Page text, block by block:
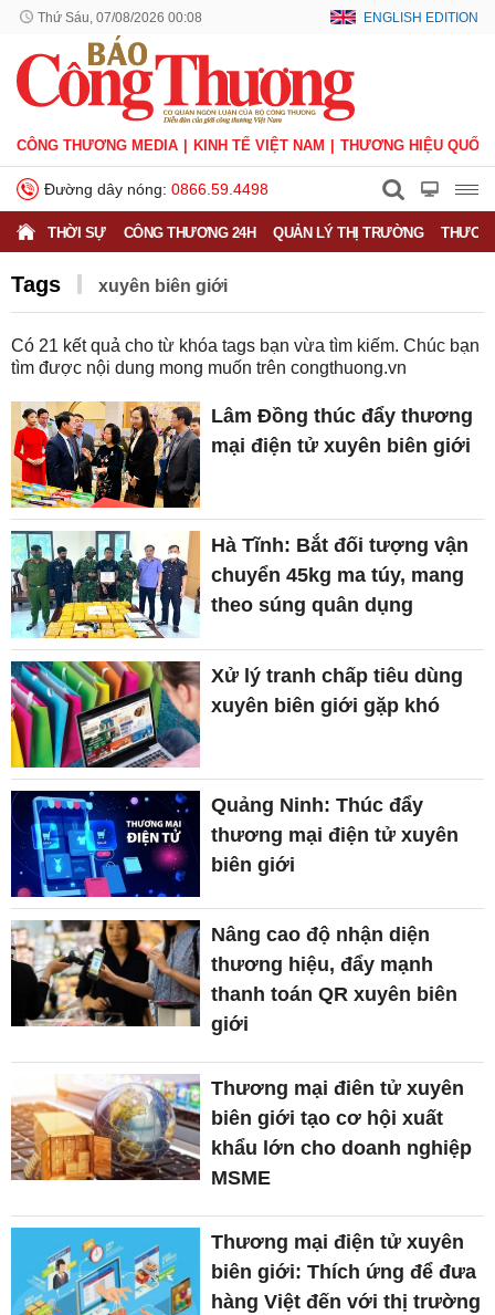
Thứ Sáu, 07/08/2026 00:08 ENGLISH EDITION
CÔNG THƯƠNG MEDIA KINH TẾ VIỆT NAM THƯƠNG HIỆU QUỐC
Đường dây nóng: 0866.59.4498
THỜI SỰ CÔNG THƯƠNG 24H QUẢN LÝ THỊ TRƯỜNG
Tags xuyên biên giới
Có 21 kết quả cho từ khóa tags bạn vừa tìm kiếm. Chúc bạn
tìm được nội dung mong muốn trên congthuong.vn
Lâm Đồng thúc đẩy thương
mại điện tử xuyên biên giới
Hà Tĩnh: Bắt đối tượng vận
chuyển 45kg ma túy, mang
theo súng quân dụng
Xử lý tranh chấp tiêu dùng
xuyên biên giới gặp khó
Quảng Ninh: Thúc đẩy
thương mại điện tử xuyên
biên giới
Nâng cao độ nhận diện
thương hiệu, đẩy mạnh
thanh toán QR xuyên biên
giới
Thương mại điên tử xuyên
biên giới tạo cơ hội xuất
khẩu lớn cho doanh nghiệp
MSME
Thương mại điện tử xuyên
biên giới: Thích ứng để đưa
hàng Việt đến với thị trường